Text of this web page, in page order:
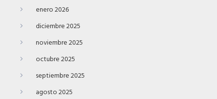
enero 2026
diciembre 2025
noviembre 2025
octubre 2025
septiembre 2025
agosto 2025